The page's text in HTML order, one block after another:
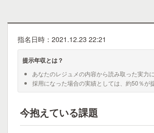
指名日時：2021.12.23 22:21
提示年収とは？
あなたのレジュメの内容から読み取った実力
採用になった場合の実績としては、約50％が
今抱えている課題